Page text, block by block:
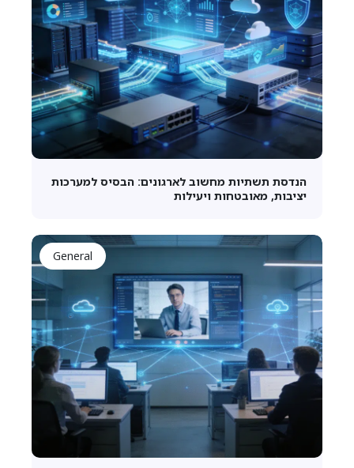
הנדסת תשתיות מחשוב לארגונים: הבסיס למערכות
יציבות, מאובטחות ויעילות
General